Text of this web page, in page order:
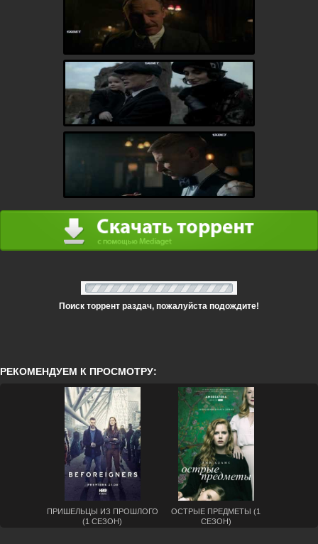
Поиск торрент раздач, пожалуйста подождите!
РЕКОМЕНДУЕМ К ПРОСМОТРУ:
ПРИШЕЛЬЦЫ ИЗ ПРОШЛОГО
(1 СЕЗОН)
ОСТРЫЕ ПРЕДМЕТЫ (1
СЕЗОН)